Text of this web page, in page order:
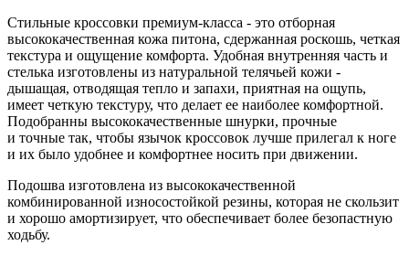
Стильные кроссовки премиум-класса - это отборная
высококачественная кожа питона, сдержанная роскошь, четкая
текстура и ощущение комфорта. Удобная внутренняя часть и
стелька изготовлены из натуральной телячьей кожи -
дышащая, отводящая тепло и запахи, приятная на ощупь,
имеет четкую текстуру, что делает ее наиболее комфортной.
Подобранны высококачественные шнурки, прочные
и точные так, чтобы язычок кроссовок лучше прилегал к ноге
и их было удобнее и комфортнее носить при движении.
Подошва изготовлена из высококачественной
комбинированной износостойкой резины, которая не скользит
и хорошо амортизирует, что обеспечивает более безопастную
ходьбу.